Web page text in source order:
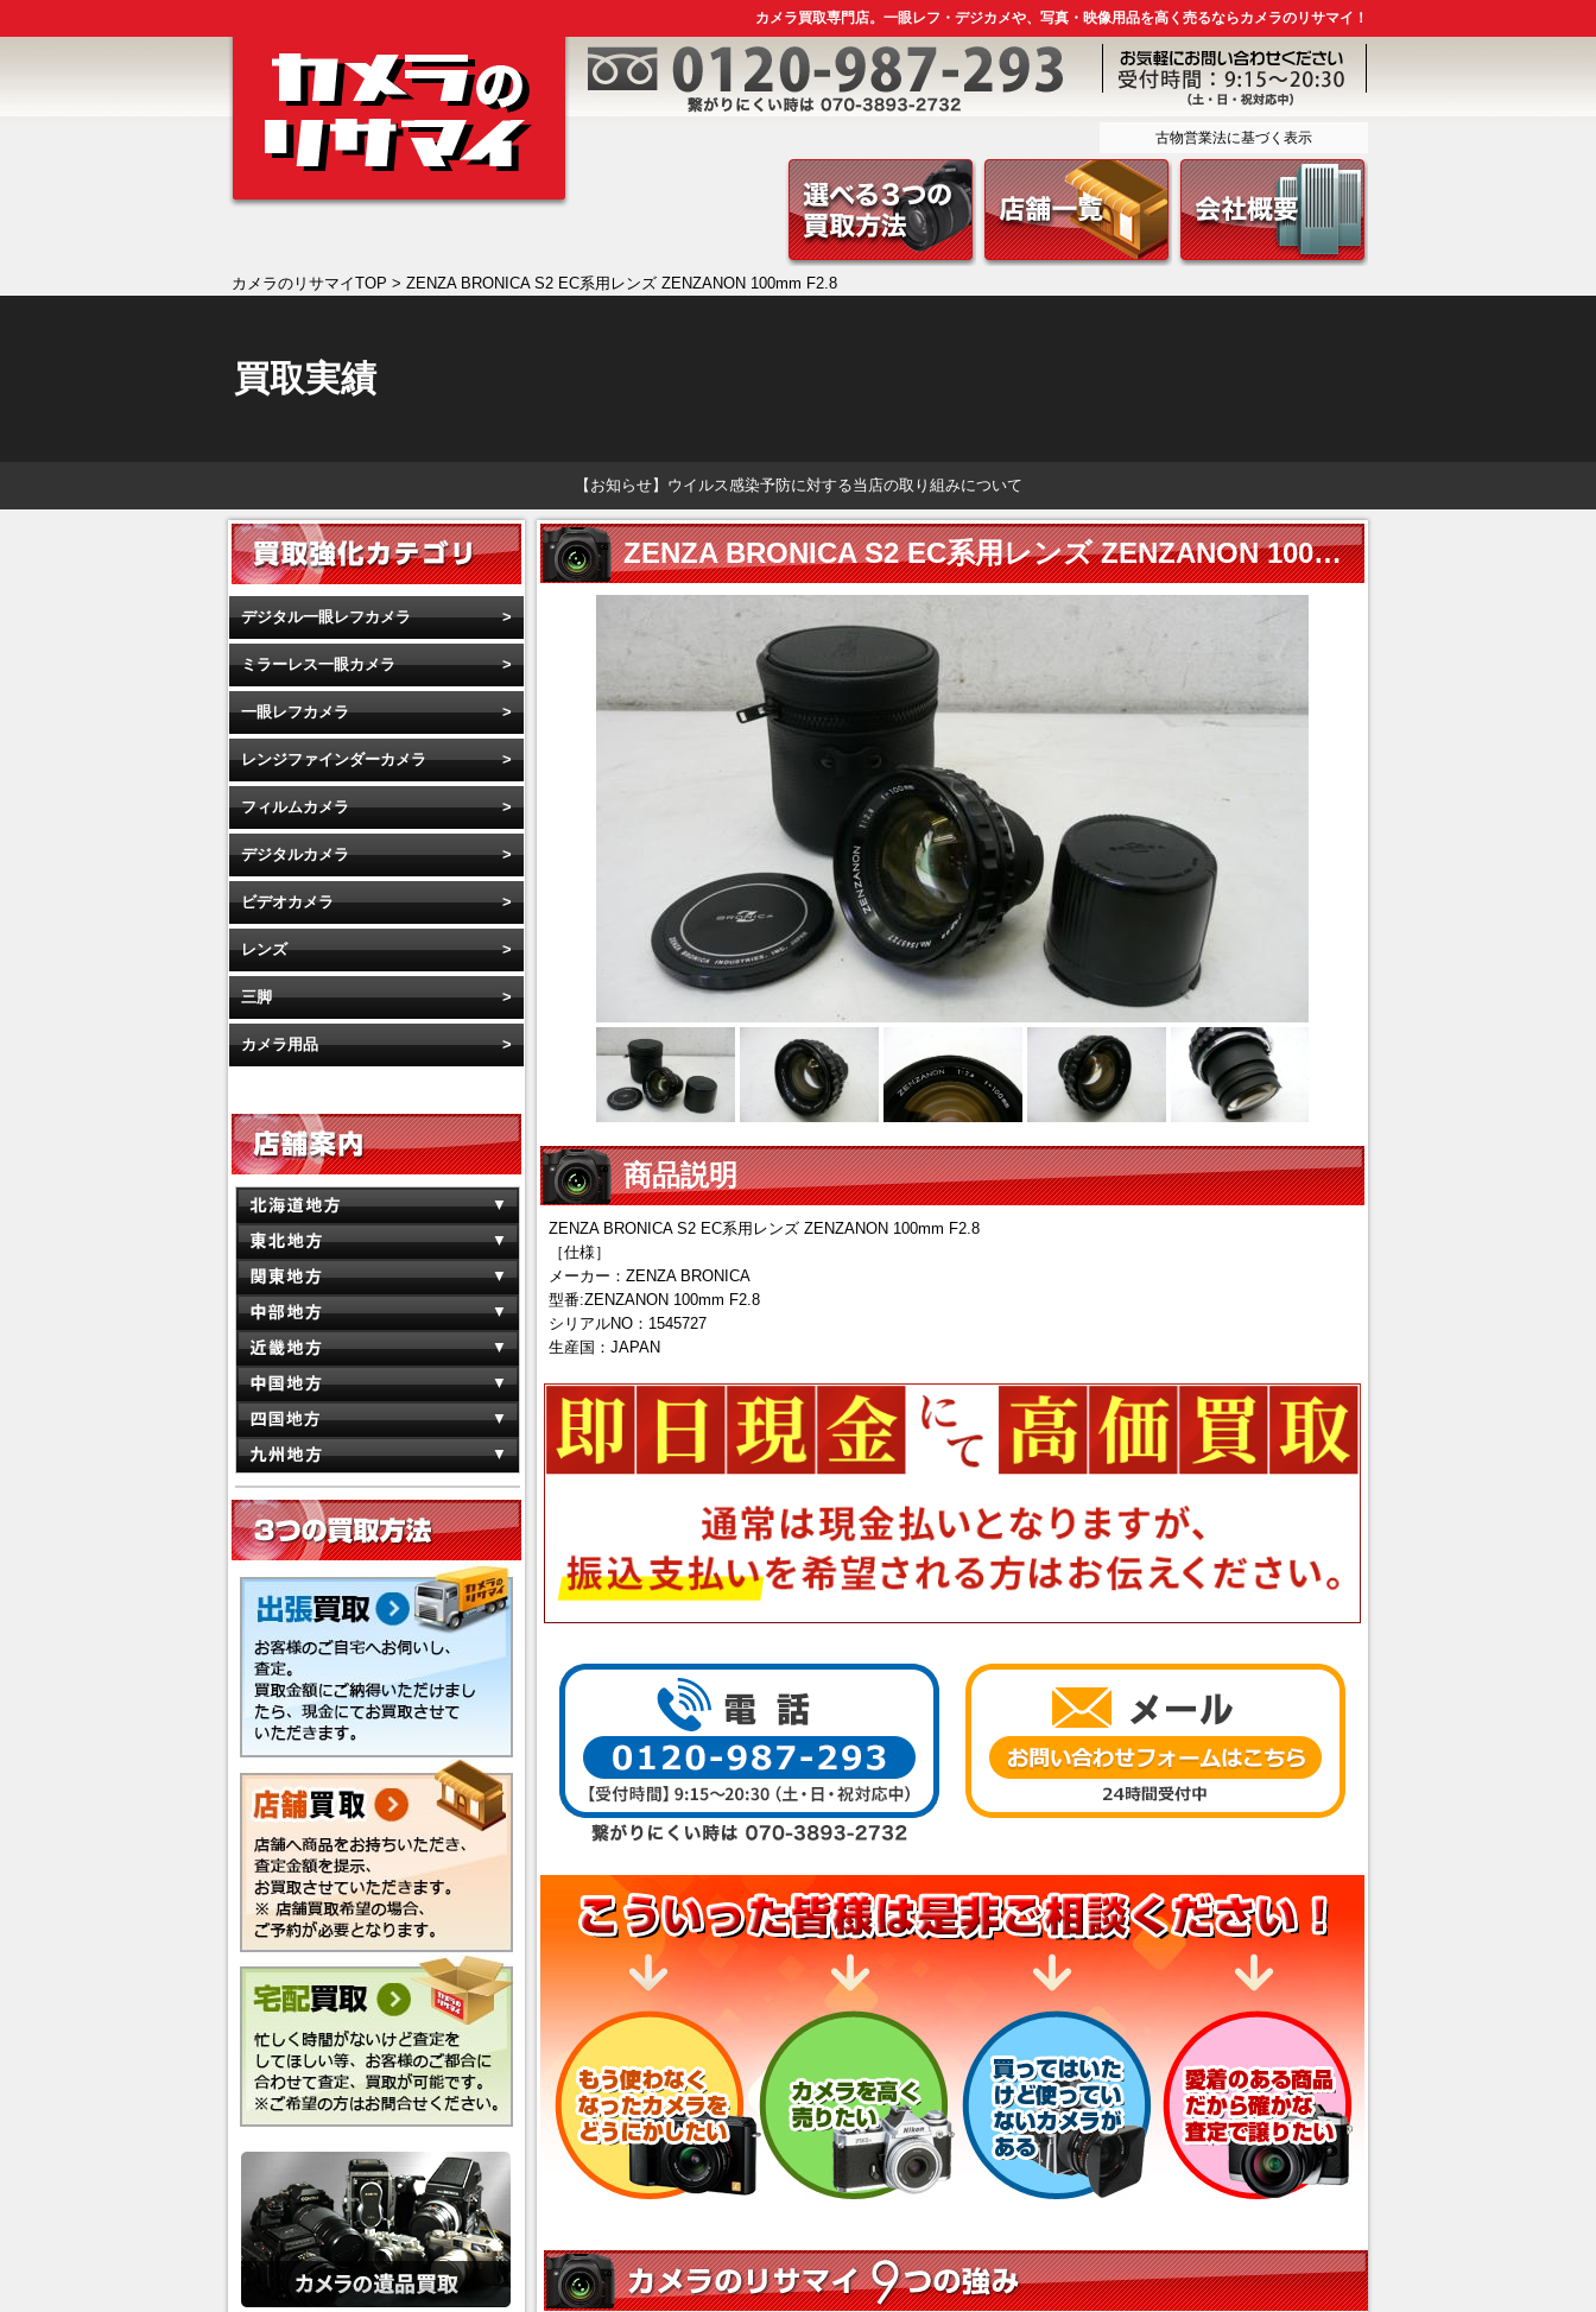
カメラ買取専門店。一眼レフ・デジカメや、写真・映像用品を高く売るならカメラのリサマイ！
古物営業法に基づく表示
カメラのリサマイTOP > ZENZA BRONICA S2 EC系用レンズ ZENZANON 100mm F2.8
買取実績
【お知らせ】ウイルス感染予防に対する当店の取り組みについて
ZENZA BRONICA S2 EC系用レンズ ZENZANON 100mm F2.8
商品説明
ZENZA BRONICA S2 EC系用レンズ ZENZANON 100mm F2.8
［仕様］
メーカー：ZENZA BRONICA
型番:ZENZANON 100mm F2.8
シリアルNO：1545727
生産国：JAPAN
デジタル一眼レフカメラ
ミラーレス一眼カメラ
一眼レフカメラ
レンジファインダーカメラ
フィルムカメラ
デジタルカメラ
ビデオカメラ
レンズ
三脚
カメラ用品